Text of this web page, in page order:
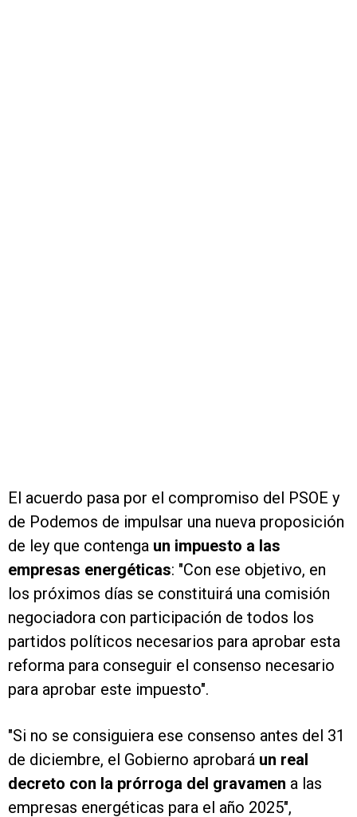
El acuerdo pasa por el compromiso del PSOE y
de Podemos de impulsar una nueva proposición
de ley que contenga un impuesto a las
empresas energéticas: "Con ese objetivo, en
los próximos días se constituirá una comisión
negociadora con participación de todos los
partidos políticos necesarios para aprobar esta
reforma para conseguir el consenso necesario
para aprobar este impuesto".
"Si no se consiguiera ese consenso antes del 31
de diciembre, el Gobierno aprobará un real
decreto con la prórroga del gravamen a las
empresas energéticas para el año 2025",